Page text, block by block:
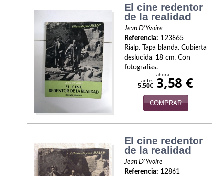
Cuentos y relatos
Divulgación científica
Economía
El cine redentor
de la realidad
Jean D'Yvoire
Referencia: 123865
Rialp. Tapa blanda. Cubierta
deslucida. 18 cm. Con
fotografías.
antes
5,50€
ahora:
3,58 €
COMPRAR
El cine redentor
de la realidad
Jean D'Yvoire
Referencia: 12861